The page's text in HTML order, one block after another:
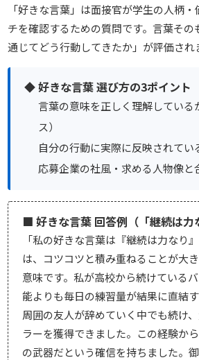
「好きな言葉」は面接官が学生の人柄
チを確認するための質問です。言葉その
通じてどう行動してきたか」が評価され
◆ 好きな言葉 選び方の3ポイント
言葉の意味を正しく理解している
ス）
自分の行動に実際に反映されてい
応募企業の社風・求める人物像と
■ 好きな言葉 回答例（「継続は力
「私の好きな言葉は『継続は力なり
は、コツコツと積み重ねることが大
意味です。私が高校から続けている
能よりも毎日の練習量が結果に直結す
周囲の友人が辞めていく中でも続け
ラーを獲得できました。この経験か
の武器だという確信を持ちました。